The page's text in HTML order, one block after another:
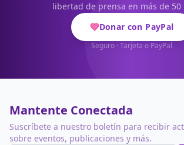
libertad de prensa en más de 50
Donar con PayPal
Seguro · Tarjeta o PayPal
Mantente Conectada
Suscríbete a nuestro boletín para recibir
sobre eventos, publicaciones y más.